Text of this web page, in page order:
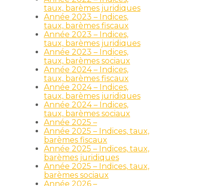
taux, barèmes juridiques
Année 2023 – Indices,
taux, barèmes fiscaux
Année 2023 – Indices,
taux, barèmes juridiques
Année 2023 – Indices,
taux, barèmes sociaux
Année 2024 – Indices,
taux, barèmes fiscaux
Année 2024 – Indices,
taux, barèmes juridiques
Année 2024 – Indices,
taux, barèmes sociaux
Année 2025 –
Année 2025 – Indices, taux,
barèmes fiscaux
Année 2025 – Indices, taux,
barèmes juridiques
Année 2025 – Indices, taux,
barèmes sociaux
Année 2026 –